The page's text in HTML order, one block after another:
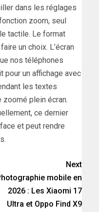
dans les réglages
zoom, seul
tactile. Le format
un choix. L’écran
nos téléphones
pour un affichage avec
les textes
plein écran.
ce dernier
et peut rendre
Next
mobile en
2026 : Les Xiaomi 17
Ultra et Oppo Find X9